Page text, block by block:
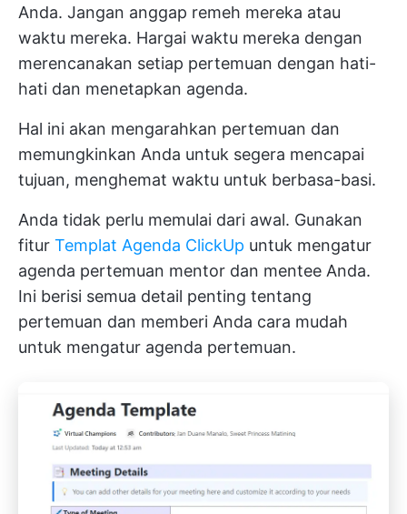
Anda. Jangan anggap remeh mereka atau
waktu mereka. Hargai waktu mereka dengan
merencanakan setiap pertemuan dengan hati-
hati dan menetapkan agenda.
Hal ini akan mengarahkan pertemuan dan
memungkinkan Anda untuk segera mencapai
tujuan, menghemat waktu untuk berbasa-basi.
Anda tidak perlu memulai dari awal. Gunakan
fitur Templat Agenda ClickUp untuk mengatur
agenda pertemuan mentor dan mentee Anda.
Ini berisi semua detail penting tentang
pertemuan dan memberi Anda cara mudah
untuk mengatur agenda pertemuan.